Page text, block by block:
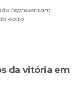
representam,
4oito
da vitória em